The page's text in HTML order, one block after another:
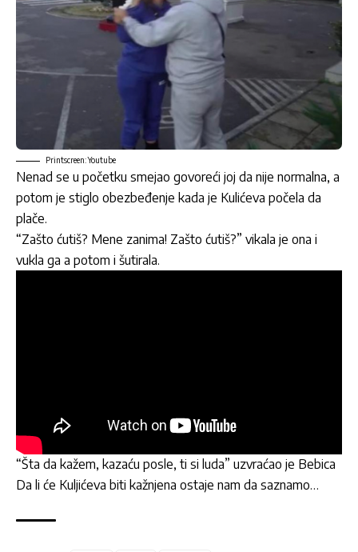
Printscreen: Youtube
Nenad se u početku smejao govoreći joj da nije normalna, a
potom je stiglo obezbeđenje kada je Kulićeva počela da
plače.
“Zašto ćutiš? Mene zanima! Zašto ćutiš?” vikala je ona i
vukla ga a potom i šutirala.
“Šta da kažem, kazaću posle, ti si luda” uzvraćao je Bebica
Da li će Kuljićeva biti kažnjena ostaje nam da saznamo…